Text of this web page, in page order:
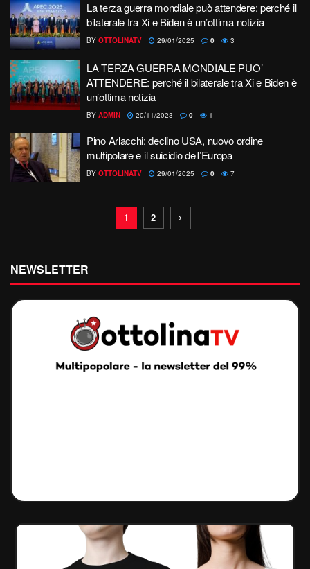
La terza guerra mondiale può attendere: perché il
bilaterale tra Xi e Biden è un’ottima notizia
BY OTTOLINATV 29/01/2025 0 3
LA TERZA GUERRA MONDIALE PUO’
ATTENDERE: perché il bilaterale tra Xi e Biden è
un’ottima notizia
BY ADMIN 20/11/2023 0 1
Pino Arlacchi: declino USA, nuovo ordine
multipolare e il suicidio dell’Europa
BY OTTOLINATV 29/01/2025 0 7
1 2
NEWSLETTER